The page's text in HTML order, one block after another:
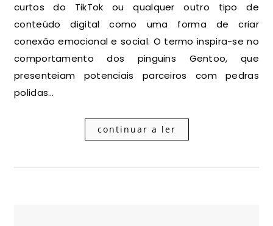
curtos do TikTok ou qualquer outro tipo de
conteúdo digital como uma forma de criar
conexão emocional e social. O termo inspira-se no
comportamento dos pinguins Gentoo, que
presenteiam potenciais parceiros com pedras
polidas…
continuar a ler